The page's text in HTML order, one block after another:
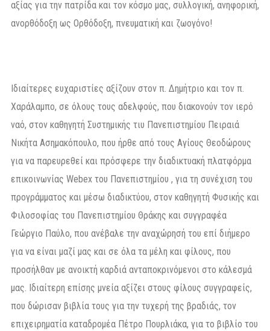
αξίας για την πατρίδα και τον κόσμο μας, συλλογική, ανηφορική,
ανορθόδοξη ως Ορθόδοξη, πνευματική και ζωογόνο!
Ιδιαίτερες ευχαριστίες αξίζουν στον π. Δημήτριο και τον π.
Χαράλαμπο, σε όλους τους αδελφούς, που διακονούν τον ιερό
ναό, στον καθηγητή Συστημικής τιυ Πανεπιστημίου Πειραιά
Νικήτα Ασημακόπουλο, που ήρθε από τους Αγίους Θεοδώρους
για να παρευρεθεί και πρόσφερε την διαδικτυακή πλατφόρμα
επικοινωνίας Webex του Πανεπιστημίου , για τη συνέχιση του
προγράμματος και μέσω διαδικτύου, στον καθηγητή Φυσικής και
Φιλοσοφίας του Πανεπιστημίου Θράκης και συγγραφέα
Γεώργιο Παύλο, που ανέβαλε την αναχώρησή του επί διήμερο
για να είναι μαζί μας και σε όλα τα μέλη και φίλους, που
προσήλθαν με ανοικτή καρδιά ανταποκρινόμενοι στο κάλεσμά
μας. Ιδιαίτερη επίσης μνεία αξίζει στους φίλους συγγραφείς,
που δώρισαν βιβλία τους για την τυχερή της βραδιάς, τον
επιχειρηματία καταδρομέα Πέτρο Πουρλιάκα, για το βιβλίο του